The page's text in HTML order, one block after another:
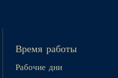
Время работы
Рабочие дни